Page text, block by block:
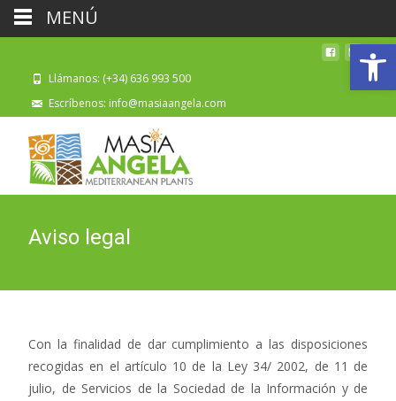
Llámanos: (+34) 636 993 500
Escríbenos: info@masiaangela.com
Aviso legal
Con la finalidad de dar cumplimiento a las disposiciones
recogidas en el artículo 10 de la Ley 34/ 2002, de 11 de
julio, de Servicios de la Sociedad de la Información y de
MENÚ